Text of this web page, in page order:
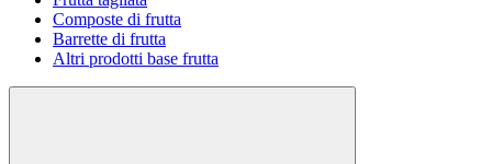
Composte di frutta
Barrette di frutta
Altri prodotti base frutta